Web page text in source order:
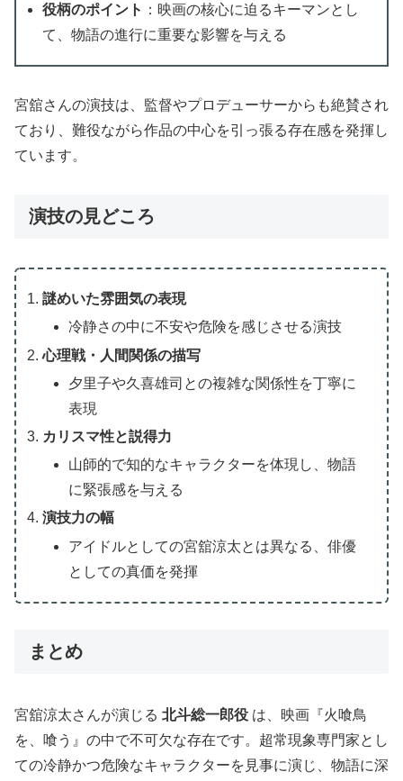
役柄のポイント ：映画の核心に迫るキーマンとし
て、物語の進行に重要な影響を与える
宮舘さんの演技は、監督やプロデューサーからも絶賛され
ており、難役ながら作品の中心を引っ張る存在感を発揮し
ています。
演技の見どころ
謎めいた雰囲気の表現
冷静さの中に不安や危険を感じさせる演技
心理戦・人間関係の描写
夕里子や久喜雄司との複雑な関係性を丁寧に
表現
カリスマ性と説得力
山師的で知的なキャラクターを体現し、物語
に緊張感を与える
演技力の幅
アイドルとしての宮舘涼太とは異なる、俳優
としての真価を発揮
まとめ
宮舘涼太さんが演じる 北斗総一郎役 は、映画『火喰鳥
を、喰う』の中で不可欠な存在です。超常現象専門家とし
ての冷静かつ危険なキャラクターを見事に演じ、物語に深